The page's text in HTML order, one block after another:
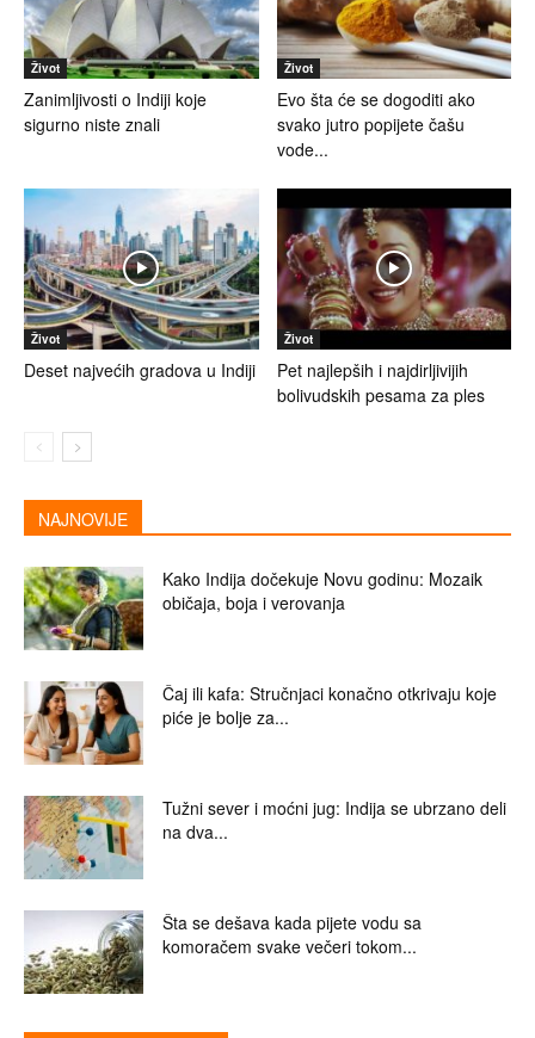
Život
Zanimljivosti o Indiji koje
sigurno niste znali
Život
Evo šta će se dogoditi ako
svako jutro popijete čašu
vode...
Život
Deset najvećih gradova u Indiji
Život
Pet najlepših i najdirljivijih
bolivudskih pesama za ples
NAJNOVIJE
Kako Indija dočekuje Novu godinu: Mozaik
običaja, boja i verovanja
Čaj ili kafa: Stručnjaci konačno otkrivaju koje
piće je bolje za...
Tužni sever i moćni jug: Indija se ubrzano deli
na dva...
Šta se dešava kada pijete vodu sa
komoračem svake večeri tokom...